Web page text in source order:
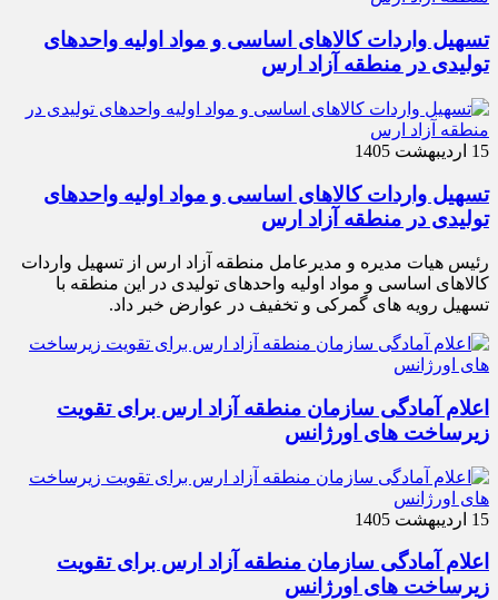
تسهیل واردات کالاهای اساسی و مواد اولیه واحدهای
تولیدی در منطقه آزاد ارس
15 اردیبهشت 1405
تسهیل واردات کالاهای اساسی و مواد اولیه واحدهای
تولیدی در منطقه آزاد ارس
رئیس هیات مدیره و مدیرعامل منطقه آزاد ارس از تسهیل واردات
کالاهای اساسی و مواد اولیه واحدهای تولیدی در این منطقه با
تسهیل رویه های گمرکی و تخفیف در عوارض خبر داد.
اعلام آمادگی سازمان منطقه آزاد ارس برای تقویت
زیرساخت‌ های اورژانس
15 اردیبهشت 1405
اعلام آمادگی سازمان منطقه آزاد ارس برای تقویت
زیرساخت‌ های اورژانس